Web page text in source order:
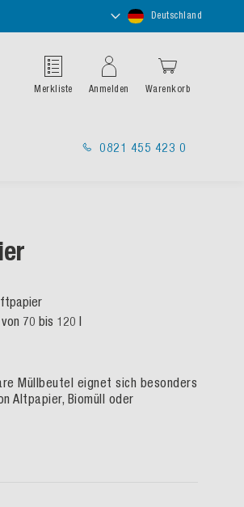
Store
auswählen
Deutschland
Merkliste Anmelden Warenkorb
0821 455 423 0
70 bis 120 l
Müllbeutel eignet sich besonders
Altpapier, Biomüll oder